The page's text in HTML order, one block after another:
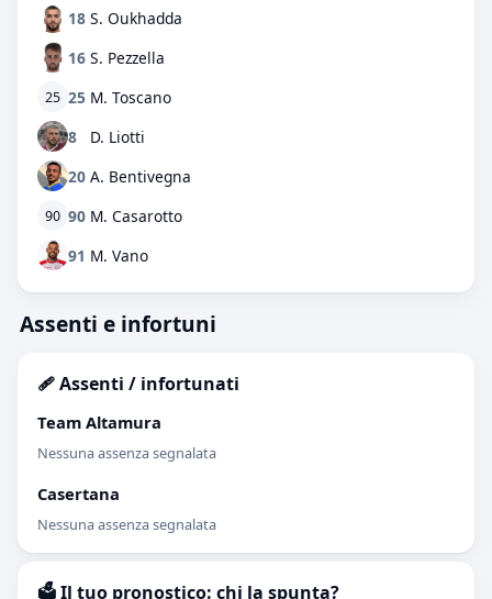
18 S. Oukhadda
16 S. Pezzella
25 25 M. Toscano
8
D. Liotti
20 A. Bentivegna
90 90 M. Casarotto
91 M. Vano
Assenti e infortuni
🩹 Assenti / infortunati
Team Altamura
Nessuna assenza segnalata
Casertana
Nessuna assenza segnalata
🗳️ Il tuo pronostico: chi la spunta?